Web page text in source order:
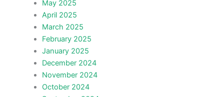
May 2025
April 2025
March 2025
February 2025
January 2025
December 2024
November 2024
October 2024